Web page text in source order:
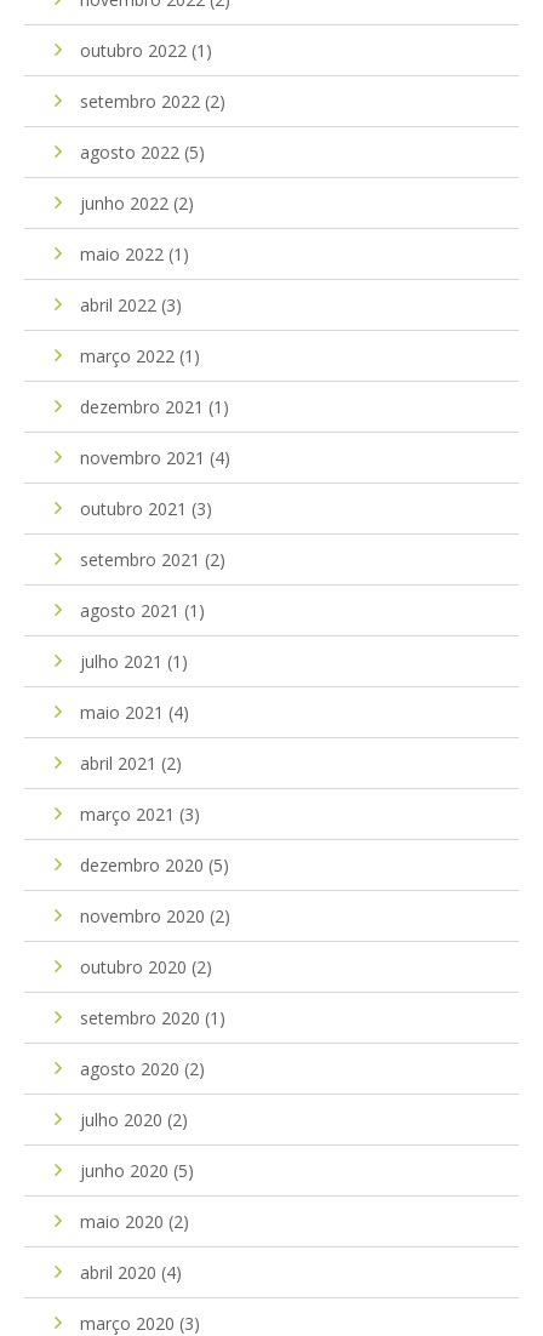
outubro 2022 (1)
setembro 2022 (2)
agosto 2022 (5)
junho 2022 (2)
maio 2022 (1)
abril 2022 (3)
março 2022 (1)
dezembro 2021 (1)
novembro 2021 (4)
outubro 2021 (3)
setembro 2021 (2)
agosto 2021 (1)
julho 2021 (1)
maio 2021 (4)
abril 2021 (2)
março 2021 (3)
dezembro 2020 (5)
novembro 2020 (2)
outubro 2020 (2)
setembro 2020 (1)
agosto 2020 (2)
julho 2020 (2)
junho 2020 (5)
maio 2020 (2)
abril 2020 (4)
março 2020 (3)